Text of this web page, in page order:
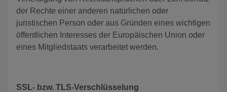
der Rechte einer anderen natürlichen oder
juristischen Person oder aus Gründen eines wichtigen
öffentlichen Interesses der Europäischen Union oder
eines Mitgliedstaats verarbeitet werden.
SSL- bzw. TLS-Verschlüsselung